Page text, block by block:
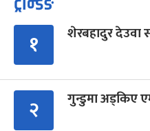
१ शेरबहादुर देउवा
२ गुन्डुमा अड्किए